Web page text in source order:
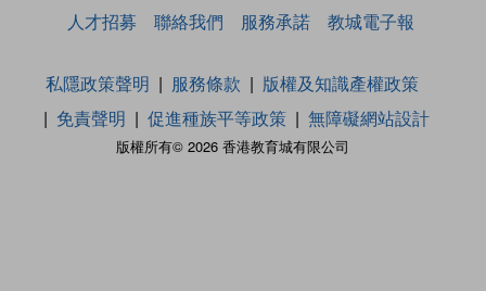
人才招募
聯絡我們 服務承諾 教城電子報
版權所有© 2026 香港教育城有限公司
私隱政策聲明 服務條款
版權及知識產權政策
免責聲明
促進種族平等政策 無障礙網站設計